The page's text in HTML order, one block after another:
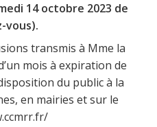
14 octobre 2023 de
vous).
transmis à Mme la
mois à expiration de
du public à la
en mairies et sur le